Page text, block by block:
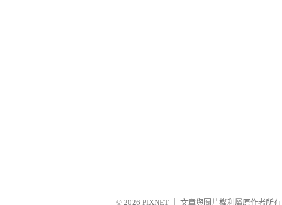
© 2026 PIXNET 文章與圖片權利屬原作者所有